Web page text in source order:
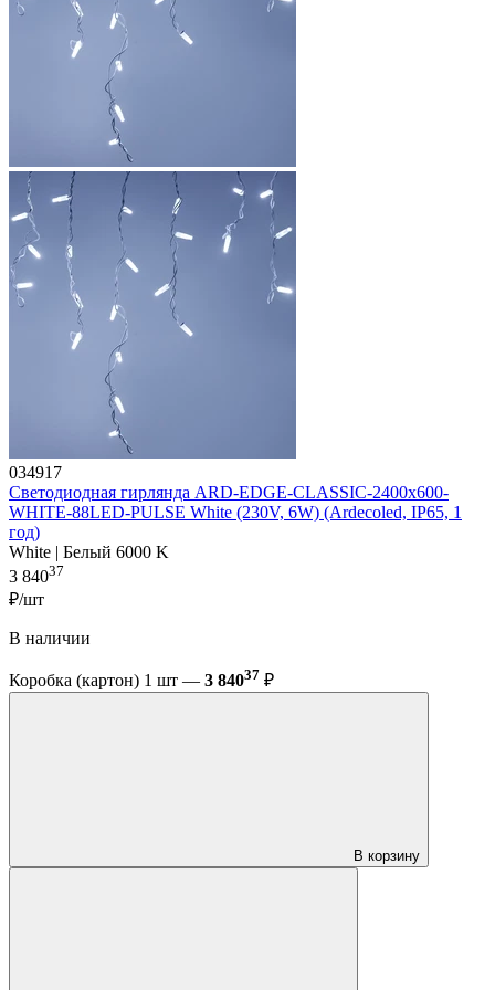
034917
Светодиодная гирлянда ARD-EDGE-CLASSIC-2400x600-
WHITE-88LED-PULSE White (230V, 6W) (Ardecoled, IP65, 1
год)
White | Белый 6000 K
3 84037
₽/шт
В наличии
Коробка (картон) 1 шт — 3 84037 ₽
В корзину